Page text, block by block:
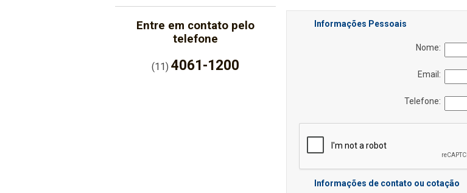
Entre em contato pelo
telefone
(11)4061-1200
Informações Pessoais
Nome:
Email:
Telefone:
Informações de contato ou cotação